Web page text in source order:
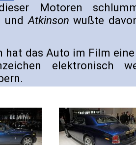
Motoren
undAtkinson wußte
hat das Auto im Film
elektronisch